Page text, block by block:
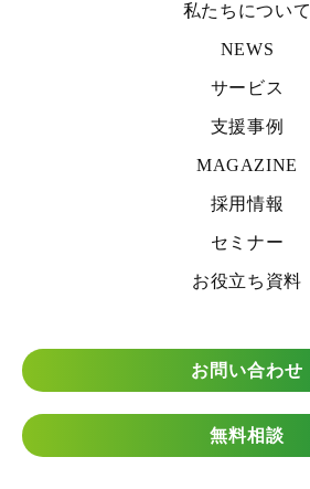
私たちについて
NEWS
サービス
支援事例
MAGAZINE
採用情報
セミナー
お役立ち資料
お問い合わせ
無料相談